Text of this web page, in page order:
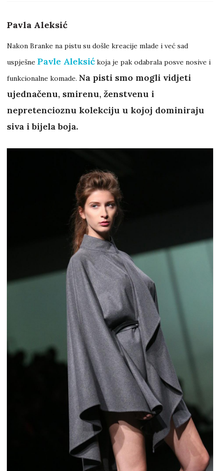
Pavla Aleksić
Nakon Branke na pistu su došle kreacije mlade i već sad
uspješne Pavle Aleksić koja je pak odabrala posve nosive i
funkcionalne komade. Na pisti smo mogli vidjeti
ujednačenu, smirenu, ženstvenu i
nepretencioznu kolekciju u kojoj dominiraju
siva i bijela boja.